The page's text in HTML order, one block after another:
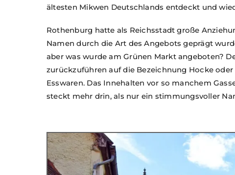
ältesten Mikwen Deutschlands entdeckt und
Rothenburg hatte als Reichsstadt große
Namen durch die Art des Angebots geprägt
aber was wurde am Grünen Markt angeboten?
zurückzuführen auf die Bezeichnung Hocke
Esswaren. Das Innehalten vor so manchem
steckt mehr drin, als nur ein stimmungsvoller